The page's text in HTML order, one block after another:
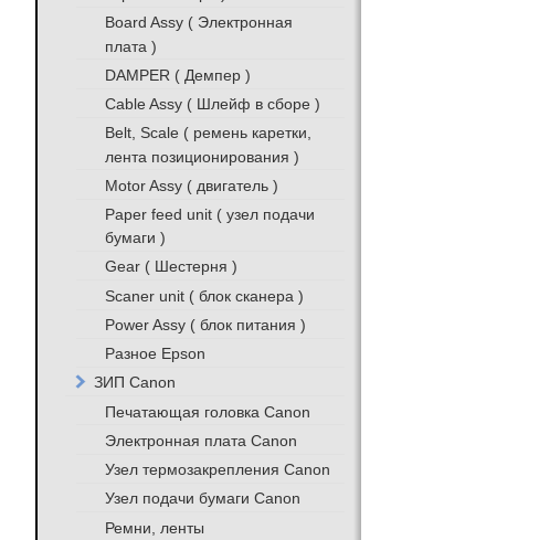
Board Assy ( Электронная
плата )
DAMPER ( Демпер )
Cable Assy ( Шлейф в сборе )
Belt, Scale ( ремень каретки,
лента позиционирования )
Motor Assy ( двигатель )
Paper feed unit ( узел подачи
бумаги )
Gear ( Шестерня )
Scaner unit ( блок сканера )
Power Assy ( блок питания )
Разное Epson
ЗИП Canon
Печатающая головка Canon
Электронная плата Canon
Узел термозакрепления Canon
Узел подачи бумаги Canon
Ремни, ленты